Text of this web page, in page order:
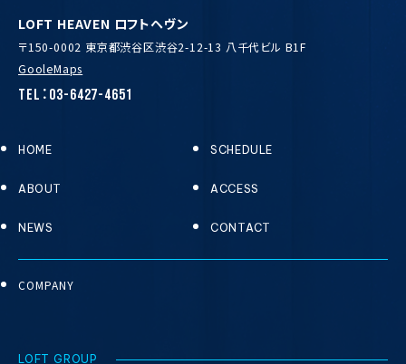
LOFT HEAVEN ロフトヘヴン
〒150-0002 東京都渋谷区渋谷2-12-13 八千代ビル B1F
GooleMaps
TEL：03-6427-4651
HOME SCHEDULE
ABOUT ACCESS
NEWS CONTACT
COMPANY
LOFT GROUP